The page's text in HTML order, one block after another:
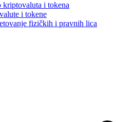
kriptovaluta i tokena
i tokene
fizičkih i pravnih lica